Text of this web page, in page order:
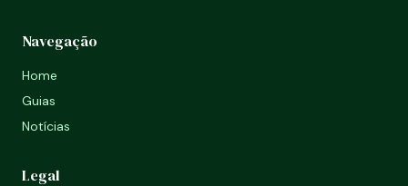
Navegação
Home
Guias
Notícias
Legal